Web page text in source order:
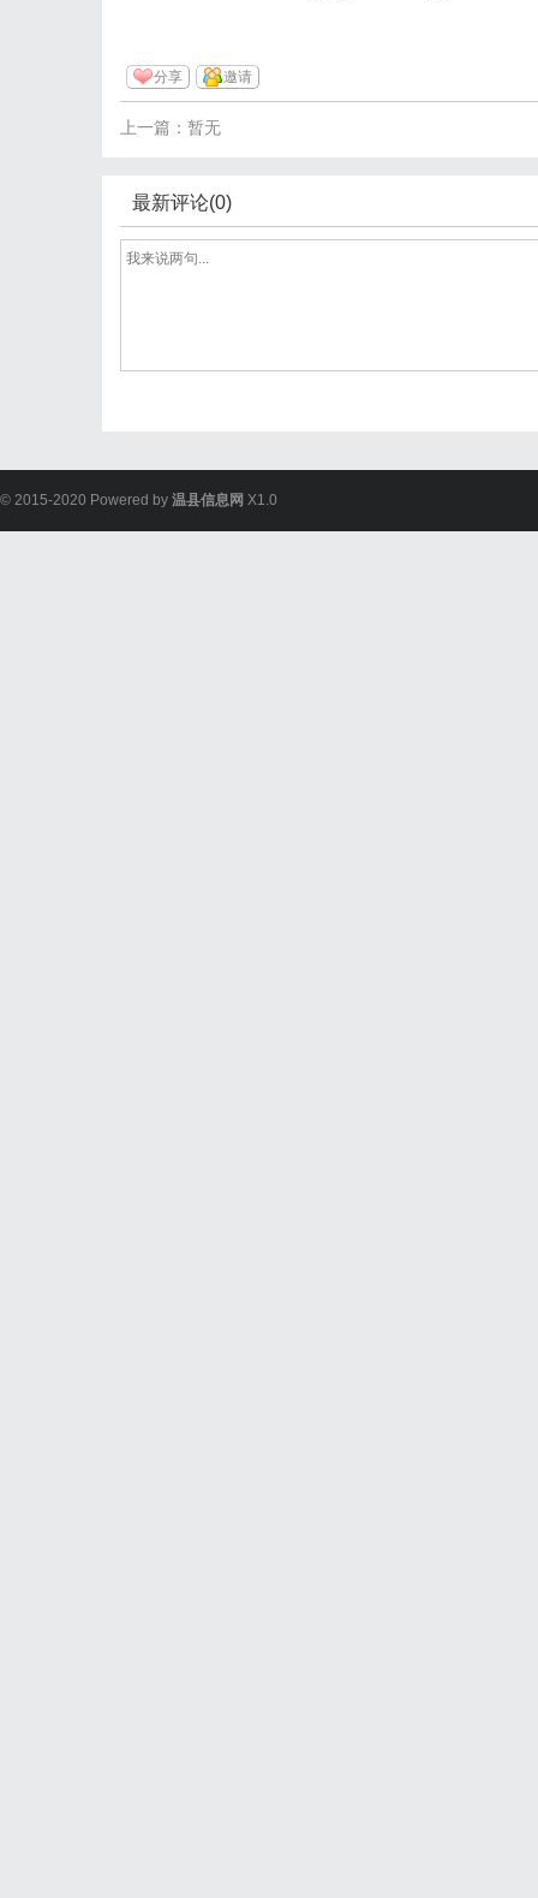
分享 邀请
上一篇：暂无
最新评论(0)
© 2015-2020 Powered by 温县信息网 X1.0